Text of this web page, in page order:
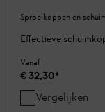
Sproeikoppen en
Effectieve
Vanaf
€ 32,30*
Vergelijken